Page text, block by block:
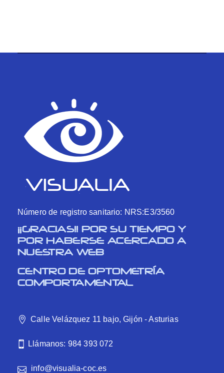
Número de registro sanitario: NRS:E3/3560
¡¡GRACIAS!! POR SU TIEMPO Y
POR HABERSE ACERCADO A
NUESTRA WEB
CENTRO DE OPTOMETRÍA
COMPORTAMENTAL
Calle Velázquez 11 bajo, Gijón - Asturias
Llámanos: 984 393 072
info@visualia-coc.es